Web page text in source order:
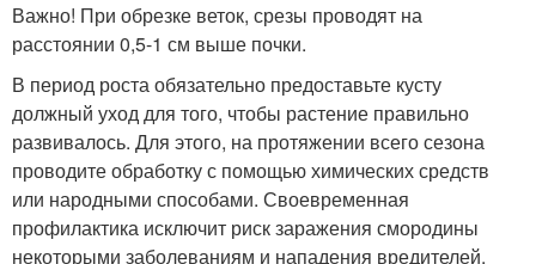
Важно! При обрезке веток, срезы проводят на
расстоянии 0,5-1 см выше почки.
В период роста обязательно предоставьте кусту
должный уход для того, чтобы растение правильно
развивалось. Для этого, на протяжении всего сезона
проводите обработку с помощью химических средств
или народными способами. Своевременная
профилактика исключит риск заражения смородины
некоторыми заболеваниям и нападения вредителей.